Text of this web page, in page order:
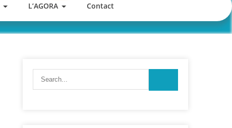
L’AGORA Contact